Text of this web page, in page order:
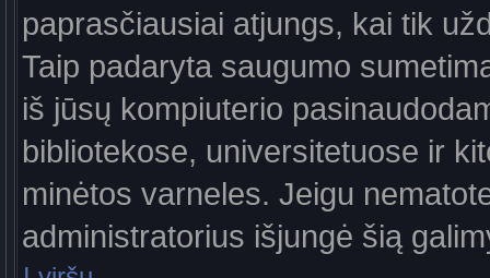
paprasčiausiai atjungs, kai tik
Taip padaryta saugumo
iš jūsų kompiuterio
bibliotekose, universitetuose ir
minėtos varneles. Jeigu
administratorius išjungė šią